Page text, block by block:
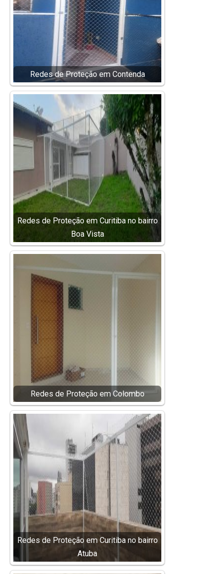
Redes de Proteção em Contenda
Redes de Proteção em Curitiba no bairro
Boa Vista
Redes de Proteção em Colombo
Redes de Proteção em Curitiba no bairro
Atuba